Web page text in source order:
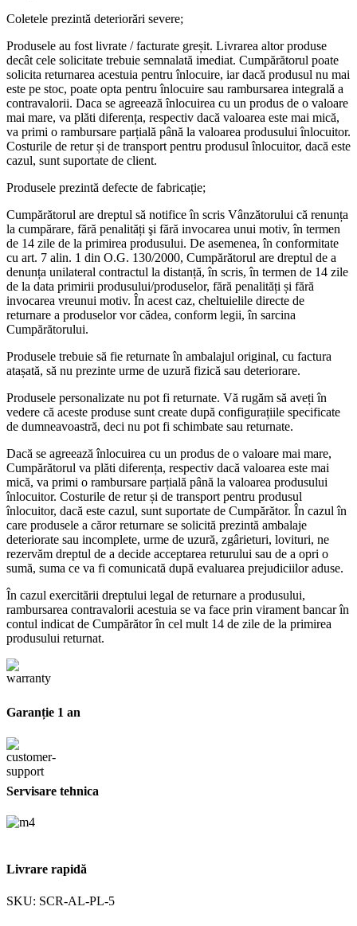
Coletele prezintă deteriorări severe;
Produsele au fost livrate / facturate greșit. Livrarea altor produse
decât cele solicitate trebuie semnalată imediat. Cumpărătorul poate
solicita returnarea acestuia pentru înlocuire, iar dacă produsul nu mai
este pe stoc, poate opta pentru înlocuire sau rambursarea integrală a
contravalorii. Daca se agreează înlocuirea cu un produs de o valoare
mai mare, va plăti diferența, respectiv dacă valoarea este mai mică,
va primi o rambursare parțială până la valoarea produsului înlocuitor.
Costurile de retur și de transport pentru produsul înlocuitor, dacă este
cazul, sunt suportate de client.
Produsele prezintă defecte de fabricație;
Cumpărătorul are dreptul să notifice în scris Vânzătorului că renunța
la cumpărare, fără penalități şi fără invocarea unui motiv, în termen
de 14 zile de la primirea produsului. De asemenea, în conformitate
cu art. 7 alin. 1 din O.G. 130/2000, Cumpărătorul are dreptul de a
denunța unilateral contractul la distanță, în scris, în termen de 14 zile
de la data primirii produsului/produselor, fără penalități și fără
invocarea vreunui motiv. În acest caz, cheltuielile directe de
returnare a produselor vor cădea, conform legii, în sarcina
Cumpărătorului.
Produsele trebuie să fie returnate în ambalajul original, cu factura
atașată, să nu prezinte urme de uzură fizică sau deteriorare.
Produsele personalizate nu pot fi returnate. Vă rugăm să aveți în
vedere că aceste produse sunt create după configurațiile specificate
de dumneavoastră, deci nu pot fi schimbate sau returnate.
Dacă se agreează înlocuirea cu un produs de o valoare mai mare,
Cumpărătorul va plăti diferența, respectiv dacă valoarea este mai
mică, va primi o rambursare parțială până la valoarea produsului
înlocuitor. Costurile de retur și de transport pentru produsul
înlocuitor, dacă este cazul, sunt suportate de Cumpărător. În cazul în
care produsele a căror returnare se solicită prezintă ambalaje
deteriorate sau incomplete, urme de uzură, zgârieturi, lovituri, ne
rezervăm dreptul de a decide acceptarea returului sau de a opri o
sumă, suma ce va fi comunicată după evaluarea prejudiciilor aduse.
În cazul exercitării dreptului legal de returnare a produsului,
rambursarea contravalorii acestuia se va face prin virament bancar în
contul indicat de Cumpărător în cel mult 14 de zile de la primirea
produsului returnat.
Garanție 1 an
Servisare tehnica
Livrare rapidă
SKU: SCR-AL-PL-5